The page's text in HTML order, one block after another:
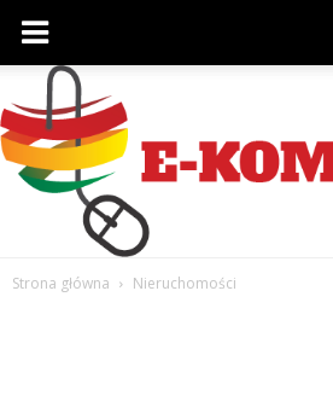
Strona główna Nieruchomości